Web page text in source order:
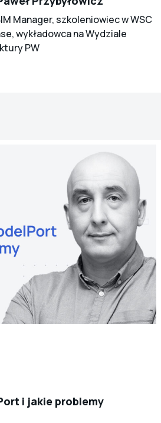
Manager, szkoleniowiec w WSC
wykładowca na Wydziale
PW
i jakie problemy